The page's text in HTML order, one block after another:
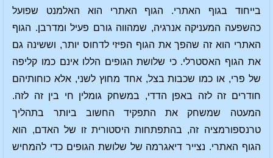
בייחוד בגוף האתרי. הגוף האתרי הוא האלמנט שפועל
כהשפעה המעניקה אנרגיה, שמהווה גורם פעיל ומדרבן. הגוף
האתרי הוא זה שהפך את הגוף הפיזי לדחוס יותר, וששינה גם
את הגוף האסטרלי. כי שלושת הגופים הללו אינם כמו קליפה
של פרי, או כמו שכבות בצל, אחד מחוץ לשני, אלא כוחותיהם
חודרים זה לזה באפן הדדי, במשחק גומלין חי בין זה לזה.
המעטה שמשחק את התפקיד החשוב ביותר בתהליך
טרנספורמציה זה, בהתפתחות היסטורית זו של האדם, הוא
הגוף האתרי. נצייר דיאגרמה של שלושת הגופים כדי להמחיש